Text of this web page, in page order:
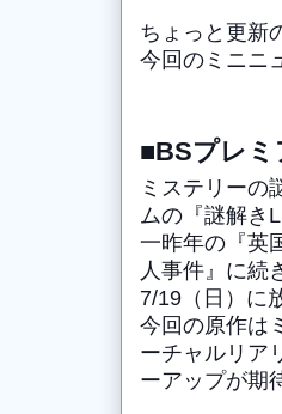
ちょっと更新
今回のミニニ
■BSプレミ
ミステリーの
ムの 『謎解き
一昨年の『英
人事件』に続
7/19（日）に
今回の原作は
ーチャルリア
ーアップが期